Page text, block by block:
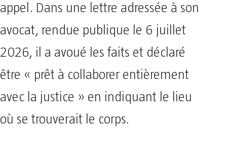
appel. Dans une lettre adressée à son
avocat, rendue publique le 6 juillet
2026, il a avoué les faits et déclaré
être « prêt à collaborer entièrement
avec la justice » en indiquant le lieu
où se trouverait le corps.